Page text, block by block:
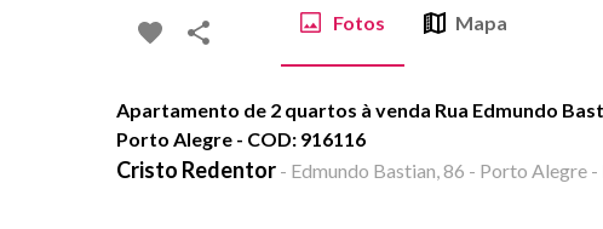
Fotos Mapa
Apartamento de 2 quartos à venda Rua Edmundo
Porto Alegre - COD: 916116
Cristo Redentor - Edmundo Bastian, 86 - Porto Alegre -